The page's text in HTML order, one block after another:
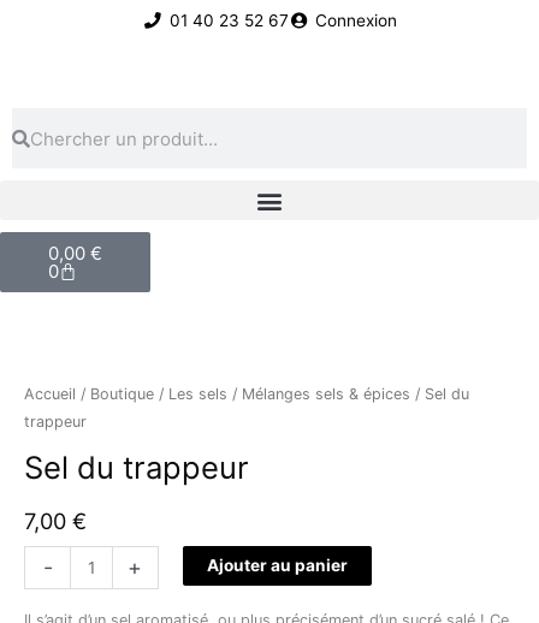
01 40 23 52 67 Connexion
0,00 €
0
Panier
Accueil / Boutique / Les sels / Mélanges sels & épices / Sel du
trappeur
Sel du trappeur
7,00 €
-
Sel
du
+ Ajouter au panier
a
Les
être